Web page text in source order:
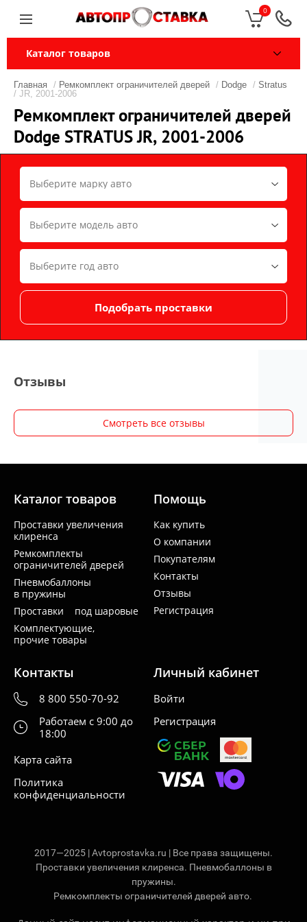
0
Каталог товаров
Главная / Ремкомплект ограничителей дверей / Dodge / Stratus
/ JR, 2001-2006
Ремкомплект ограничителей дверей
Dodge STRATUS JR, 2001-2006
Отзывы
Смотреть все отзывы
Каталог товаров
Проставки увеличения
клиренса
Ремкомплекты
ограничителей дверей
Пневмобаллоны
в пружины
Проставки под шаровые
Комплектующие,
прочие товары
Помощь
Как купить
О компании
Покупателям
Контакты
Отзывы
Регистрация
Контакты
8 800 550-70-92
Работаем с 9:00 до
18:00
Карта сайта
Политика
конфиденциальности
Личный кабинет
Войти
Регистрация
2017—2025 | Avtoprostavka.ru | Все права защищены.
Проставки увеличения клиренса. Пневмобаллоны в
пружины.
Ремкомплекты ограничителей дверей авто.